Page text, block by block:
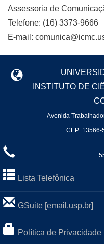
Assessoria de
Telefone: (16) 3373-9666
E-mail:
INSTITUTO DE
Avenida
CEP: 13566-
Lista Telefônica
GSuite [email.usp.br]
Política de Privacidade